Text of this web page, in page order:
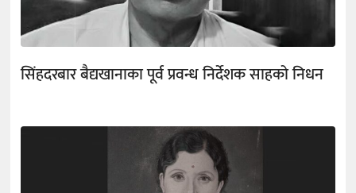
सिंहदरबार बैद्यखानाका पूर्व प्रवन्ध निर्देशक साहको निधन